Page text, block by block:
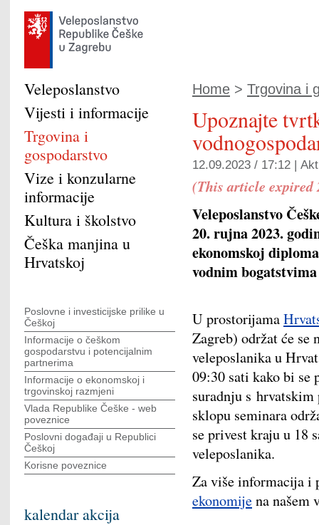
Home > Trgovina i
Upoznajte
12.09.2023 / 17:12 |
(This article expired
Veleposlanstvo
20. rujna 2023.
ekonomskoj
vodnim
U prostorijama
Zagreb) održat će se
veleposlanika u
09:30 sati kako bi se
suradnju s
sklopu seminara
se privest kraju u 18
veleposlanika.
Za više informacija i
ekonomijena našem
Veleposlanstvo
Vijesti i informacije
Trgovina i
gospodarstvo
Vize i konzularne
informacije
Kultura i školstvo
Češka manjina u
Hrvatskoj
Poslovne i investicijske prilike u
Češkoj
Informacije o češkom
gospodarstvu i potencijalnim
partnerima
Informacije o ekonomskoj i
trgovinskoj razmjeni
Vlada Republike Češke - web
poveznice
Poslovni događaji u Republici
Češkoj
Korisne poveznice
kalendar akcija